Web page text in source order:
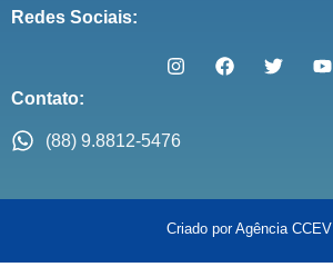
Redes Sociais:
Contato:
(88) 9.8812-5476
Criado por Agência CCEV